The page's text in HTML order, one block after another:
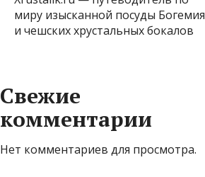
миру изысканной посуды Богемия
и чешских хрустальных бокалов
Свежие
комментарии
Нет комментариев для просмотра.